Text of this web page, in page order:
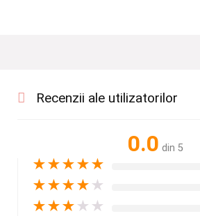
Recenzii ale utilizatorilor
0.0 din 5
★★★★★
★★★★ ★
★★★ ★ ★